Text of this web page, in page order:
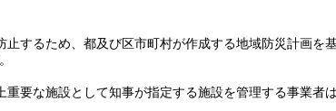
するため、都及び区市町村が作成する地域防災計画を
要な施設として知事が指定する施設を管理する事業者